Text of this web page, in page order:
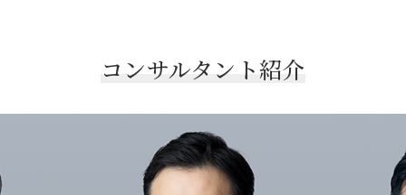
コンサルタント紹介